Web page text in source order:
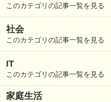
このカテゴリの記事一覧を見る
社会
このカテゴリの記事一覧を見る
IT
このカテゴリの記事一覧を見る
家庭生活